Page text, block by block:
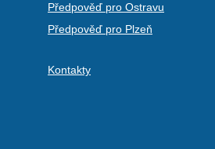
Předpověď pro Ostravu
Předpověď pro Plzeň
Kontakty